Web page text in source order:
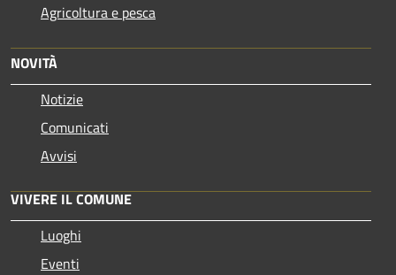
Agricoltura e pesca
NOVITÀ
Notizie
Comunicati
Avvisi
VIVERE IL COMUNE
Luoghi
Eventi